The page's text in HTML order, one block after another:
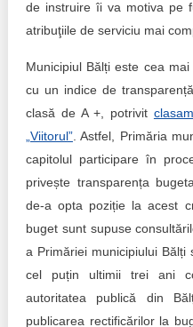
de instruire îi va motiva pe
atribuţiile de serviciu mai
Municipiul Bălți este cea
cu un indice de
clasă de A +, potrivit
„Viitorul”. Astfel, Primăria
capitolul participare în
privește transparența
de-a opta poziție la acest
buget sunt supuse
a Primăriei municipiului Bălți
cel puțin ultimii trei ani
autoritatea publică din
publicarea rectificărilor la